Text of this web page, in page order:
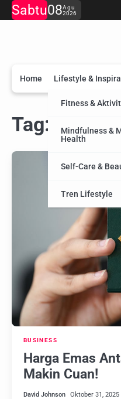
Skip
to
Sabtu08Agu
2026
Home Lifestyle &
Fitness &
Mindfulness &
Health
Self-Care &
Tren Lifestyle
Tag: Antam
BUSINESS
Harga Emas
Makin Cuan!
David Johnson Oktober 31, 2025